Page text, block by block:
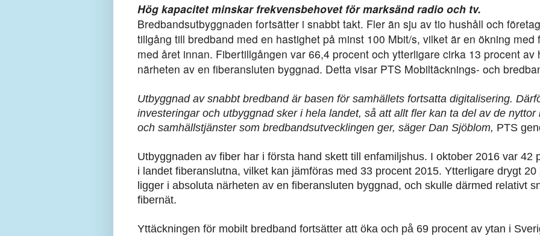
Hög kapacitet minskar frekvensbehovet för marksänd radio och tv.
Bredbandsutbyggnaden fortsätter i snabbt takt. Fler än sju av tio hushåll och
tillgång till bredband med en hastighet på minst 100 Mbit/s, vilket är en ökning
med året innan. Fibertillgången var 66,4 procent och ytterligare cirka 13 procent
närheten av en fiberansluten byggnad. Detta visar PTS Mobiltäcknings- och
Utbyggnad av snabbt bredband är basen för samhällets fortsatta digitalisering.
investeringar och utbyggnad sker i hela landet, så att allt fler kan ta del av de
och samhällstjänster som bredbandsutvecklingen ger, säger Dan Sjöblom, PTS
Utbyggnaden av fiber har i första hand skett till enfamiljshus. I oktober 2016 var 42
i landet fiberanslutna, vilket kan jämföras med 33 procent 2015. Ytterligare drygt
ligger i absoluta närheten av en fiberansluten byggnad, och skulle därmed relativt
fibernät.
Yttäckningen för mobilt bredband fortsätter att öka och på 69 procent av ytan i